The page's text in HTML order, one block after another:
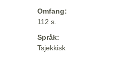
Omfang:
112 s.
Språk:
Tsjekkisk